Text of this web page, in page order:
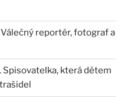
reportér, fotograf a
Spisovatelka, která dětem